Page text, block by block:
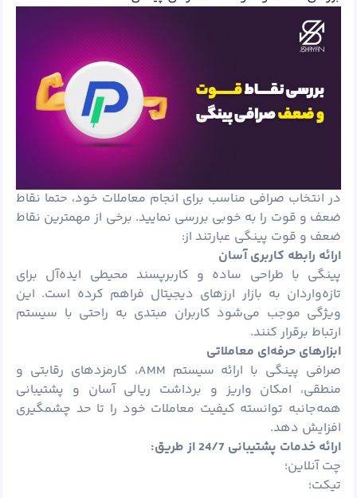
در انتخاب صرافی مناسب برای انجام معاملات خود، حتما نقاط
ضعف و قوت را به خوبی بررسی نمایید. برخی از مهمترین نقاط
ضعف و قوت پینگی عبارتند از:
ارائه رابطه کاربری آسان
پینگی با طراحی ساده و کاربرپسند محیطی ایده‌آل برای
تازه‌واردان به بازار ارزهای دیجیتال فراهم کرده است. این
ویژگی موجب می‌شود کاربران مبتدی به راحتی با سیستم
ارتباط برقرار کنند.
ابزارهای حرفه‌ای معاملاتی
صرافی پینگی با ارائه سیستم AMM، کارمزدهای رقابتی و
منطقی، امکان واریز و برداشت ریالی آسان و پشتیبانی
همه‌جانبه توانسته کیفیت معاملات خود را تا حد چشمگیری
افزایش دهد.
ارائه خدمات پشتیبانی 24/7 از طریق:
چت آنلاین؛
تیکت؛